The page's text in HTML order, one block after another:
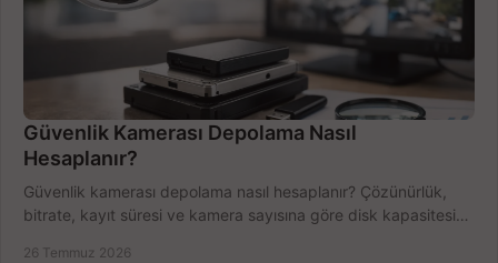
Güvenlik Kamerası Depolama Nasıl
Hesaplanır?
Güvenlik kamerası depolama nasıl hesaplanır? Çözünürlük,
bitrate, kayıt süresi ve kamera sayısına göre disk kapasitesini
26 Temmuz 2026